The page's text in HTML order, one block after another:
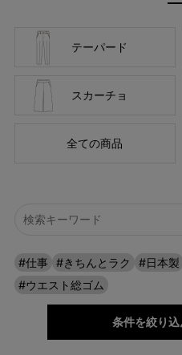
広がりすぎない絶妙なシルエッ
にカバー。トップスを選ばず、
テーパード
スカーチョ
全ての商品
#仕事 #きちんとラク #日本製
#ウエスト総ゴム
条件を絞り